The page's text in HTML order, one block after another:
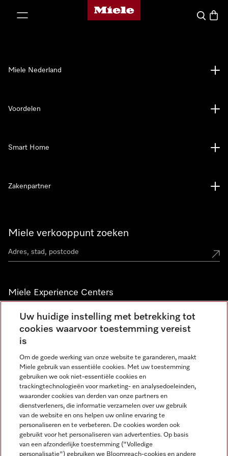
Homepage van Miele
Wat zoek
Miele verkooppunt zoeken
Miele Experience Centers
Vind jouw Miele Experience Center
Nieuwsbrief
Miele Nederland
Voordelen
Smart Home
Zakenpartner
Miele op Instagram
Miele op Facebook
Miele op Youtube
Uw huidige instelling met betrekking tot
cookies waarvoor toestemming vereist
is
Om de goede werking van onze website te garanderen, maakt
Miele gebruik van essentiële cookies. Met uw toestemming
gebruiken we ook niet-essentiële cookies en
trackingtechnologieën voor marketing- en analysedoeleinden,
waaronder cookies van derden van onze partners en
dienstverleners, die informatie verzamelen over uw gebruik
van de website en ons helpen uw online ervaring te
personaliseren en te verbeteren. De cookies worden ook
gebruikt voor het personaliseren van advertenties. Op basis
van een afzonderlijke toestemming ("Volledige
personalisatie") gebruiken we Bloomreach-cookies en andere